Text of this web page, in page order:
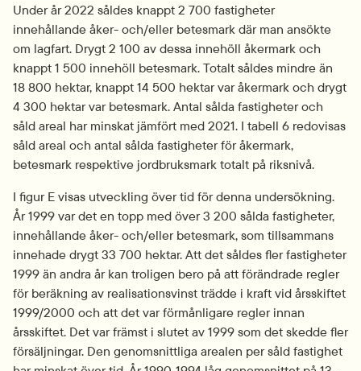
Under år 2022 såldes knappt 2 700 fastigheter
innehållande åker- och/eller betesmark där man ansökte
om lagfart. Drygt 2 100 av dessa innehöll åkermark och
knappt 1 500 innehöll betesmark. Totalt såldes mindre än
18 800 hektar, knappt 14 500 hektar var åkermark och drygt
4 300 hektar var betesmark. Antal sålda fastigheter och
såld areal har minskat jämfört med 2021. I tabell 6 redovisas
såld areal och antal sålda fastigheter för åkermark,
betesmark respektive jordbruksmark totalt på riksnivå.
I figur E visas utveckling över tid för denna undersökning.
År 1999 var det en topp med över 3 200 sålda fastigheter,
innehållande åker- och/eller betesmark, som tillsammans
innehade drygt 33 700 hektar. Att det såldes fler fastigheter
1999 än andra år kan troligen bero på att förändrade regler
för beräkning av realisationsvinst trädde i kraft vid årsskiftet
1999/2000 och att det var förmånligare regler innan
årsskiftet. Det var främst i slutet av 1999 som det skedde fler
försäljningar. Den genomsnittliga arealen per såld fastighet